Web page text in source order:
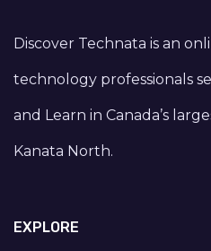
Discover Technata is an
technology professionals
and Learn in Canada’s
Kanata North.
EXPLORE